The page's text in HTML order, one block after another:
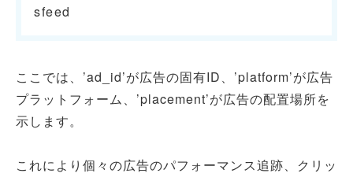
sfeed
ここでは、’ad_id’が広告の固有ID、’platform’が広告
プラットフォーム、’placement’が広告の配置場所を
示します。
これにより個々の広告のパフォーマンス追跡、クリッ